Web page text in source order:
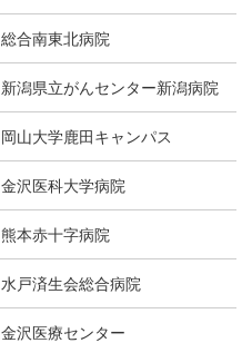
総合南東北病院
新潟県立がんセンター新潟病院
岡山大学鹿田キャンパス
金沢医科大学病院
熊本赤十字病院
水戸済生会総合病院
金沢医療センター